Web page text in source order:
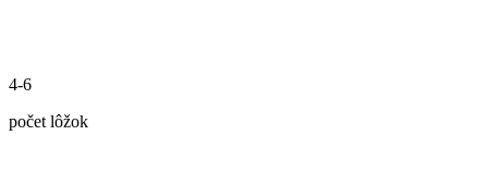
4-6
počet lôžok